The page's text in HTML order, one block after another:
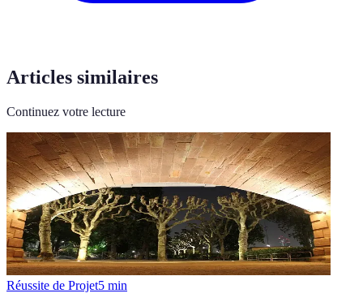
Articles similaires
Continuez votre lecture
Réussite de Projet5 min